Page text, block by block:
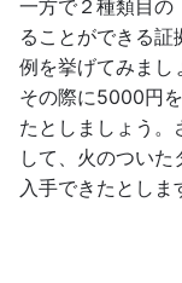
一方で２種類目の
ることができる
例を挙げてみまし
その際に5000円
たとしましょう。
して、火のつい
入手できたとしま